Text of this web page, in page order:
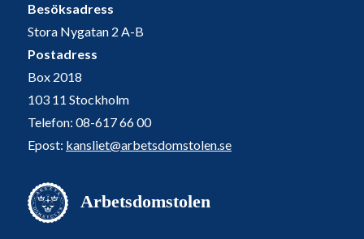
Besöksadress
Stora Nygatan 2 A-B
Postadress
Box 2018
103 11 Stockholm
Telefon: 08-617 66 00
Epost: kansliet@arbetsdomstolen.se